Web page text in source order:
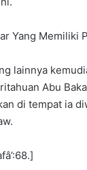
Yang Memiliki
lainnya
Abu
di tempat ia